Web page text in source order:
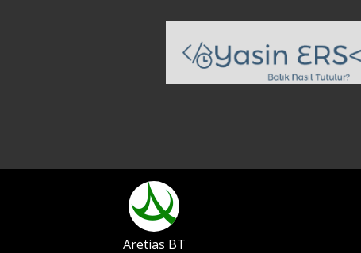
Aretias BT